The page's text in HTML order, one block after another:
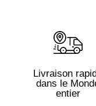
Livraison
dans le
entier